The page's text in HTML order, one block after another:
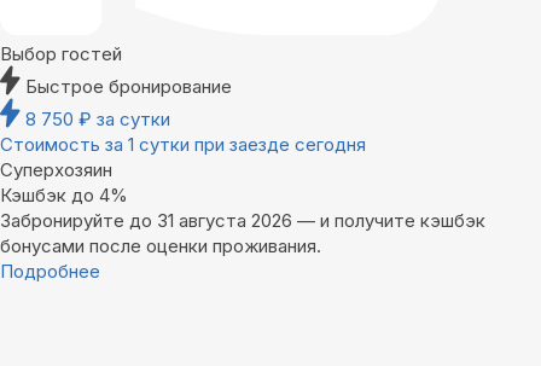
Выбор гостей
Быстрое бронирование
8 750 ₽ за сутки
Стоимость за 1 сутки при заезде сегодня
Суперхозяин
Кэшбэк до 4%
Забронируйте до 31 августа 2026 — и получите кэшбэк
бонусами после оценки проживания.
Подробнее